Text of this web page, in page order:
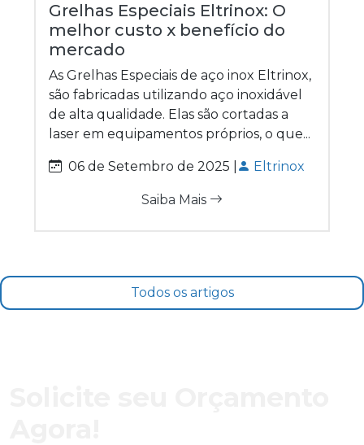
Grelhas Especiais Eltrinox: O
melhor custo x benefício do
mercado
As Grelhas Especiais de aço inox Eltrinox,
são fabricadas utilizando aço inoxidável
de alta qualidade. Elas são cortadas a
laser em equipamentos próprios, o que...
06 de Setembro de 2025 | Eltrinox
Saiba Mais
Todos os artigos